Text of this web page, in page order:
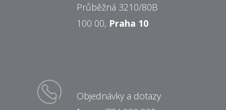
Průběžná 3210/80B
100 00, Praha 10
Objednávky a dotazy